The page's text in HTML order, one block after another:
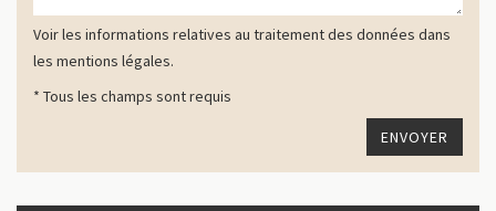
Voir les informations relatives au traitement des données dans
les mentions légales.
* Tous les champs sont requis